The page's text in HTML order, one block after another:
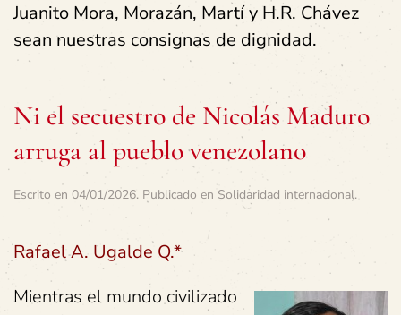
Juanito Mora, Morazán, Martí y H.R. Chávez
sean nuestras consignas de dignidad.
Ni el secuestro de Nicolás Maduro
arruga al pueblo venezolano
Escrito en 04/01/2026. Publicado en Solidaridad internacional.
Rafael A. Ugalde Q.*
Mientras el mundo civilizado